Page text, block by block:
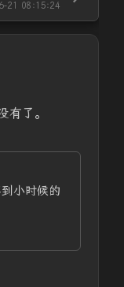
21 08:15:24
有了。
小时候的